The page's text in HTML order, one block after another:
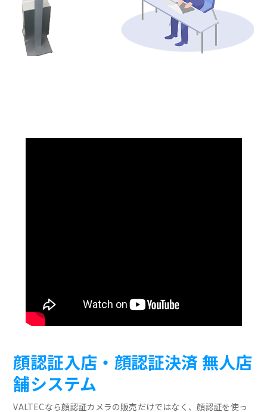
顔認証入店・顔認証決済 無人店
舗システム
VALTECなら顔認証カメラの販売だけではなく、顔認証を使っ